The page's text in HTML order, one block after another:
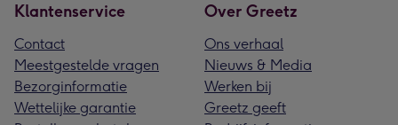
Klantenservice
Contact
Meestgestelde vragen
Bezorginformatie
Wettelijke garantie
Over Greetz
Ons verhaal
Nieuws & Media
Werken bij
Greetz geeft